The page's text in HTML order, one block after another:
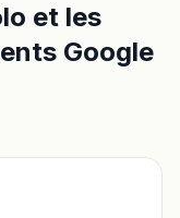
et les
Google